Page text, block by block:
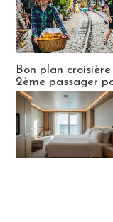
Bon plan
2ème passager